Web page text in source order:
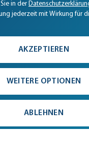
in der
jederzeit mit Wirkung für
ABLEHNEN
WEITERE OPTIONEN
AKZEPTIEREN